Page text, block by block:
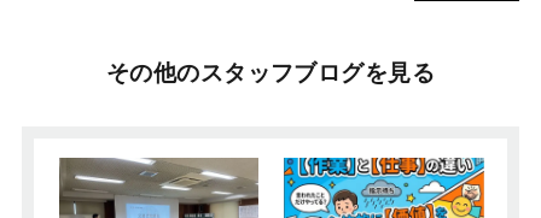
その他のスタッフブログを見る